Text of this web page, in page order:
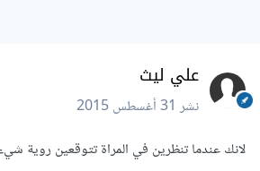
علي ليث
نشر31 أغسطس 2015
لانك عندما تنظرين في المراة تتوقعين روية